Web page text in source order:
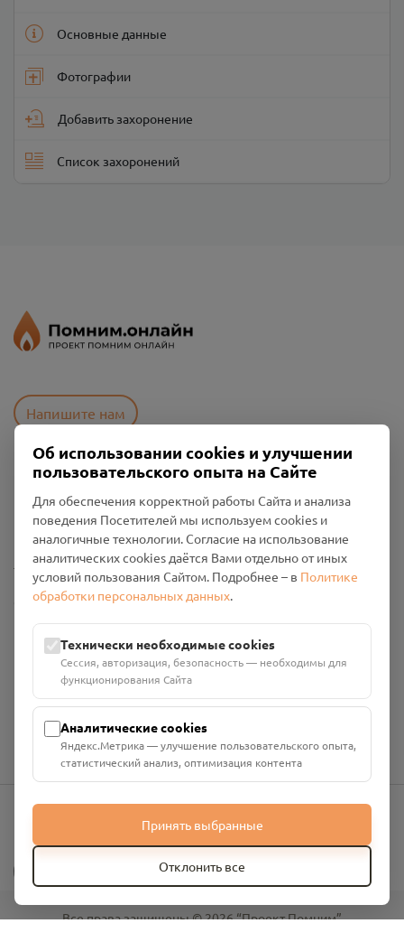
Основные данные
Фотографии
Добавить захоронение
Список захоронений
Напишите нам
Пользовательское соглашение
Политика конфиденциальности
Промо-материалы
Настройки cookies
Общество с ограниченной ответственностью «Смоленский
Проект Помним»
ИНН: 6700029207 ОГРН: 1256700001986
Юридический адрес: 216790, Смоленская область, р-н
Руднянский, г. Рудня, улица Западная, д. 26А, пом. 18
Номер счёта: 40702810901130004287 в АО "АЛЬФА-БАНК"
Кор. счёт: 30101810200000000593
info@pomnim.online
Все права защищены ©2026“Проект Помним”
Об использовании cookies и улучшении
пользовательского опыта на Сайте
Для обеспечения корректной работы Сайта и анализа
поведения Посетителей мы используем cookies и
аналогичные технологии. Согласие на использование
аналитических cookies даётся Вами отдельно от иных
условий пользования Сайтом. Подробнее – в Политике
обработки персональных данных.
Технически необходимые cookies
Сессия, авторизация, безопасность — необходимы для
функционирования Сайта
Аналитические cookies
Яндекс.Метрика — улучшение пользовательского опыта,
статистический анализ, оптимизация контента
Принять выбранные
Отклонить все